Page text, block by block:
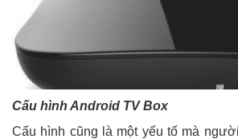
Cấu hình Android TV Box
Cấu hình cũng là một yếu tố mà